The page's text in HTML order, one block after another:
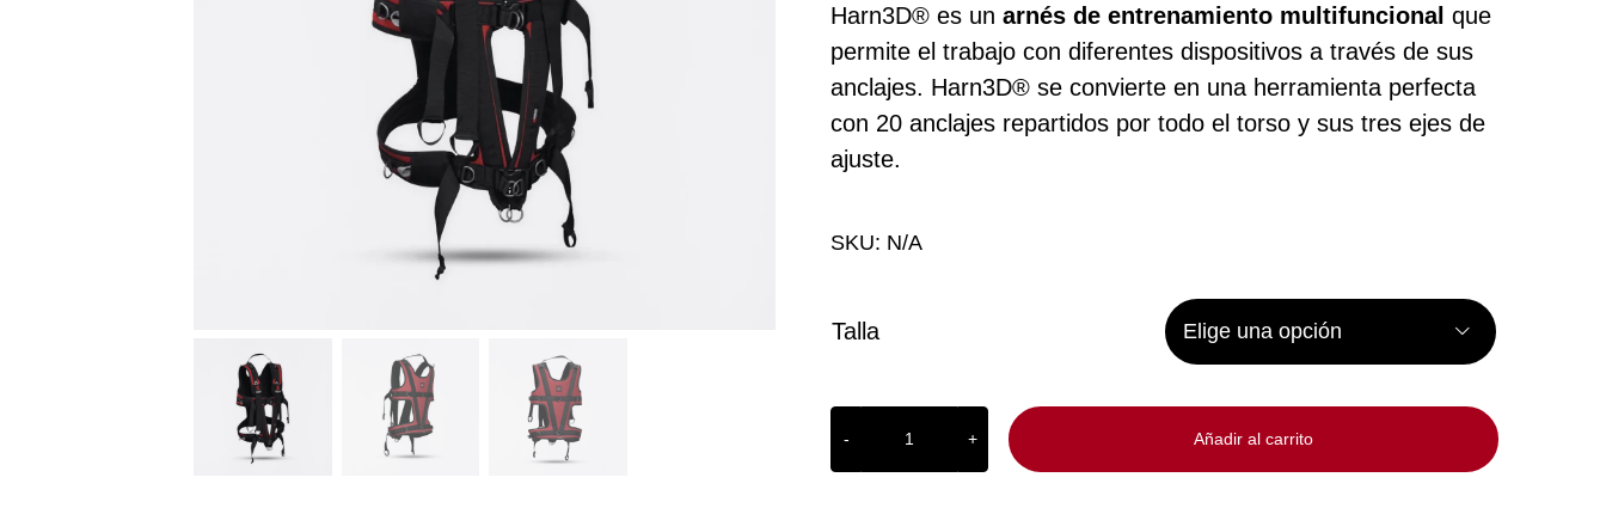
Harn3D® es unarnés de entrenamiento multifuncional que
permite el trabajo con diferentes dispositivos a través de sus
anclajes. Harn3D® se convierte en una herramienta perfecta
con 20 anclajes repartidos por todo el torso y sus tres ejes de
ajuste.
SKU: N/A
Talla 
Arnés
de
Añadir al carrito